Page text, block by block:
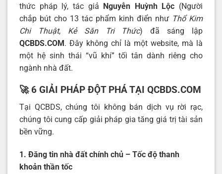
thức pháp lý, tác giả Nguyễn Huỳnh Lộc (Người
chắp bút cho 13 tác phẩm kinh điển như Thổ Kim
Chi Thuật, Kẻ Săn Tri Thức) đã sáng lập
QCBDS.COM. Đây không chỉ là một website, mà là
một hệ sinh thái “vũ khí” tối tân dành riêng cho
ngành nhà đất.
🚀 6 GIẢI PHÁP ĐỘT PHÁ TẠI QCBDS.COM
Tại QCBDS, chúng tôi không bán dịch vụ rời rạc,
chúng tôi cung cấp giải pháp gia tăng giá trị tài sản
bền vững.
1. Đăng tin nhà đất chính chủ – Tốc độ thanh
khoản thần tốc